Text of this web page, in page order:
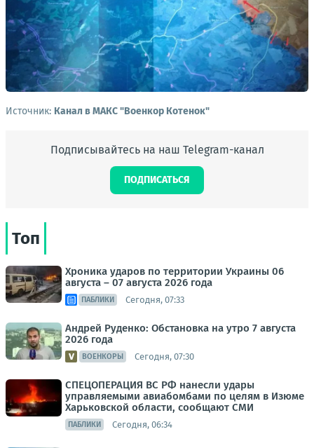
Источник: Канал в МАКС "Военкор Котенок"
Подписывайтесь на наш Telegram-канал
ПОДПИСАТЬСЯ
Топ
Хроника ударов по территории Украины 06
августа – 07 августа 2026 года
ПАБЛИКИ Сегодня, 07:33
Андрей Руденко: Обстановка на утро 7 августа
2026 года
ВОЕНКОРЫ Сегодня, 07:30
СПЕЦОПЕРАЦИЯ ВС РФ нанесли удары
управляемыми авиабомбами по целям в Изюме
Харьковской области, сообщают СМИ
ПАБЛИКИ Сегодня, 06:34